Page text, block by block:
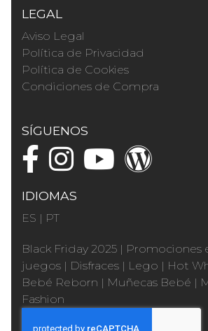
LEGAL
Aviso Legal
Política de Privacidad
Política de Cookies
Condiciones de Compra
SÍGUENOS
IDIOMAS
ES | PT
Black Friday 2025 | Promociones
juegos | Disfraces | Lego | Hot
Bebé Reborn | Muñecas Bebé |
Fashion